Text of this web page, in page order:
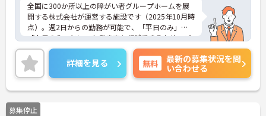
全国に300か所以上の障がい者グループホームを展
開する株式会社が運営する施設です（2025年10月時
点）。週2日からの勤務が可能で、「平日のみ」
「土日のみ」といった働き方も相談できるため、ご
自身のライフスタイルに合わせて柔軟に働けます。
ご家庭やプライベートとの両立、Wワークを希望さ
れる方にもぴったりです。未経験・無資格からスタ
ートできるお仕事で、入社後は先輩スタッフが1か
ら丁寧にサポートするため、安心して業務を始めら
れます。実際に20代から60代まで幅広い年代のスタ
ッフが活躍中です。ご興味のある方には、面接対策
詳細を見る 無料
最新の募集状況を問
い合わせる
募集停止